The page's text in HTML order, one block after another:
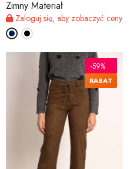
Zimny Materiał
Zaloguj się, aby zobaczyć ceny
-59%
RABAT